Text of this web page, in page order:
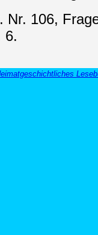
Nr. 106,
6.